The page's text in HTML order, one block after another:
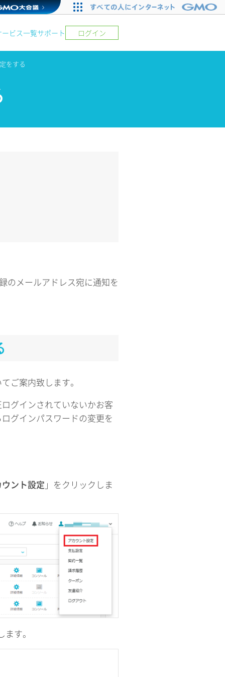
ービス一覧サポート ログイン
をする
のメールアドレス宛に通知を
ご案内致します。
グインされていないかお客
グインパスワードの変更を
ント設定 」をクリックしま
す。